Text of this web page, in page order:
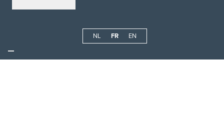
NL FR EN